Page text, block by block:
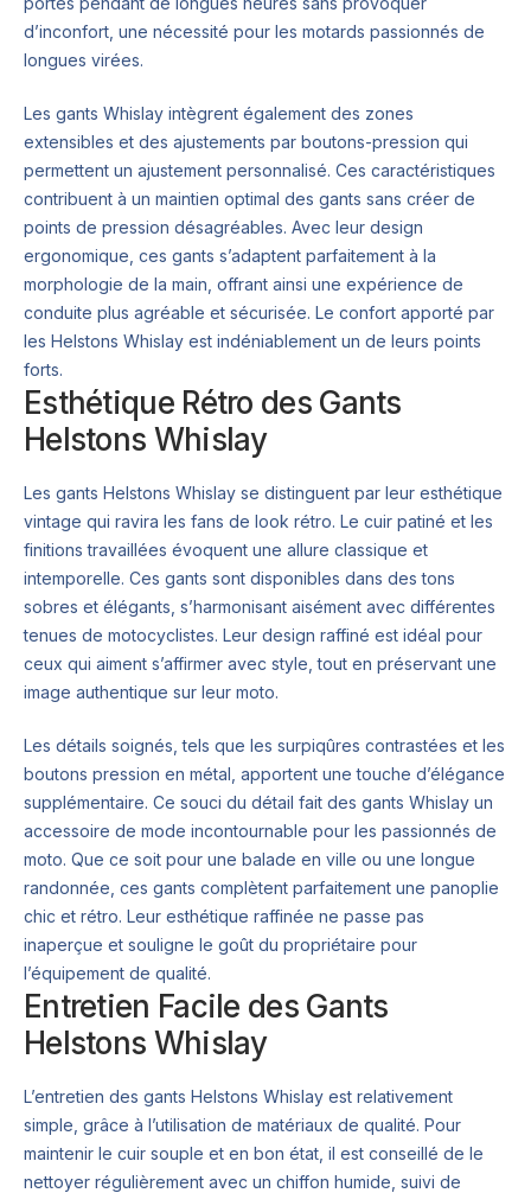
d’inconfort, une nécessité pour les motards passionnés de
longues virées.
Les gants Whislay intègrent également des zones
extensibles et des ajustements par boutons-pression qui
permettent un ajustement personnalisé. Ces caractéristiques
contribuent à un maintien optimal des gants sans créer de
points de pression désagréables. Avec leur design
ergonomique, ces gants s’adaptent parfaitement à la
morphologie de la main, offrant ainsi une expérience de
conduite plus agréable et sécurisée. Le confort apporté par
les Helstons Whislay est indéniablement un de leurs points
forts.
Esthétique Rétro des Gants
Helstons Whislay
Les gants Helstons Whislay se distinguent par leur esthétique
vintage qui ravira les fans de look rétro. Le cuir patiné et les
finitions travaillées évoquent une allure classique et
intemporelle. Ces gants sont disponibles dans des tons
sobres et élégants, s’harmonisant aisément avec différentes
tenues de motocyclistes. Leur design raffiné est idéal pour
ceux qui aiment s’affirmer avec style, tout en préservant une
image authentique sur leur moto.
Les détails soignés, tels que les surpiqûres contrastées et les
boutons pression en métal, apportent une touche d’élégance
supplémentaire. Ce souci du détail fait des gants Whislay un
accessoire de mode incontournable pour les passionnés de
moto. Que ce soit pour une balade en ville ou une longue
randonnée, ces gants complètent parfaitement une panoplie
chic et rétro. Leur esthétique raffinée ne passe pas
inaperçue et souligne le goût du propriétaire pour
l’équipement de qualité.
Entretien Facile des Gants
Helstons Whislay
L’entretien des gants Helstons Whislay est relativement
simple, grâce à l’utilisation de matériaux de qualité. Pour
maintenir le cuir souple et en bon état, il est conseillé de le
nettoyer régulièrement avec un chiffon humide, suivi de